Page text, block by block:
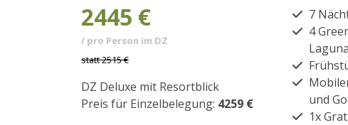
2445 €
/ pro Person im DZ
statt2515 €
DZ Deluxe mit Resortblick
Preis für Einzelbelegung: 4259 €
7
4
und
1x